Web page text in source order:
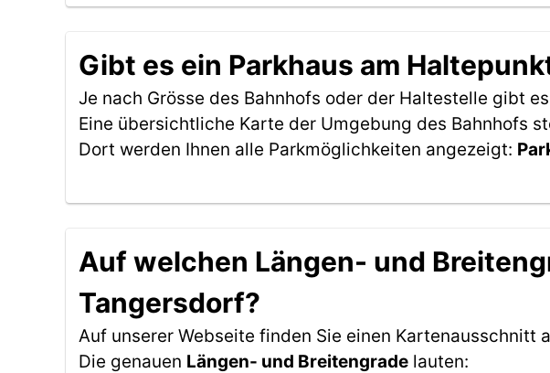
Gibt es ein Parkhaus am
Je nach Grösse des Bahnhofs oder der Haltestelle gibt
Eine übersichtliche Karte der Umgebung des Bahnhofs
Dort werden Ihnen alle Parkmöglichkeiten angezeigt:
Auf welchen Längen- und
Tangersdorf?
Auf unserer Webseite finden Sie einen Kartenausschnitt
Die genauen Längen- und Breitengrade lauten: